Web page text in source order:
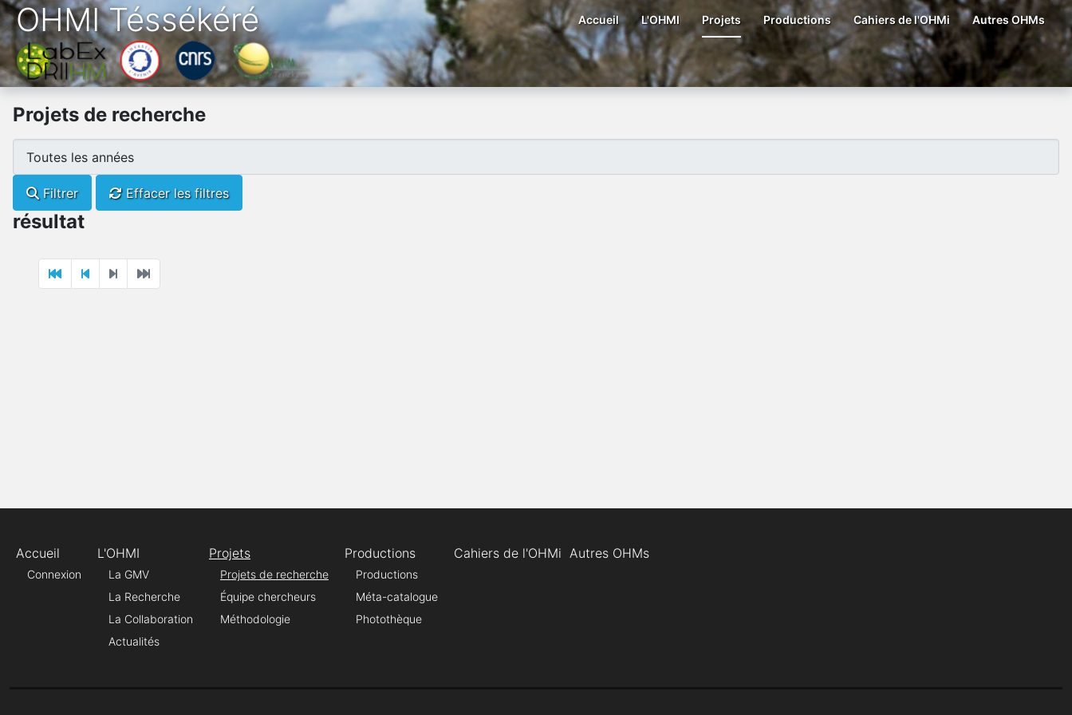
OHMI Téssékéré Accueil L'OHMI Projets Productions Cahiers de l'OHMi Autres OHMs
Projets de recherche
Filtrer Effacer les filtres
résultat
Accueil
Connexion
L'OHMI
La GMV
La Recherche
La Collaboration
Actualités
Projets
Projets de recherche
Équipe chercheurs
Méthodologie
Productions
Productions
Méta-catalogue
Photothèque
Cahiers de l'OHMi Autres OHMs